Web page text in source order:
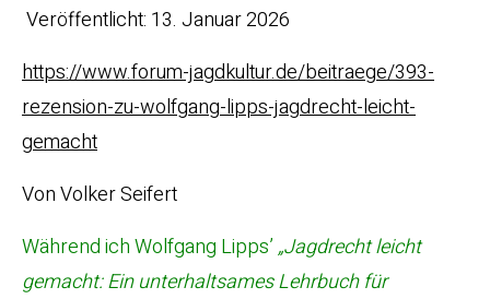
Veröffentlicht: 13. Januar 2026
https://www.forum-jagdkultur.de/beitraege/393-
rezension-zu-wolfgang-lipps-jagdrecht-leicht-
gemacht
Von Volker Seifert
Während ich Wolfgang Lipps’„Jagdrecht leicht
gemacht: Ein unterhaltsames Lehrbuch für